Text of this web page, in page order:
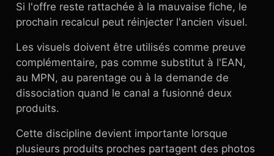
Si l'offre reste rattachée à la mauvaise fiche, le
prochain recalcul peut réinjecter l'ancien visuel.
Les visuels doivent être utilisés comme preuve
complémentaire, pas comme substitut à l'EAN,
au MPN, au parentage ou à la demande de
dissociation quand le canal a fusionné deux
produits.
Cette discipline devient importante lorsque
plusieurs produits proches partagent des photos